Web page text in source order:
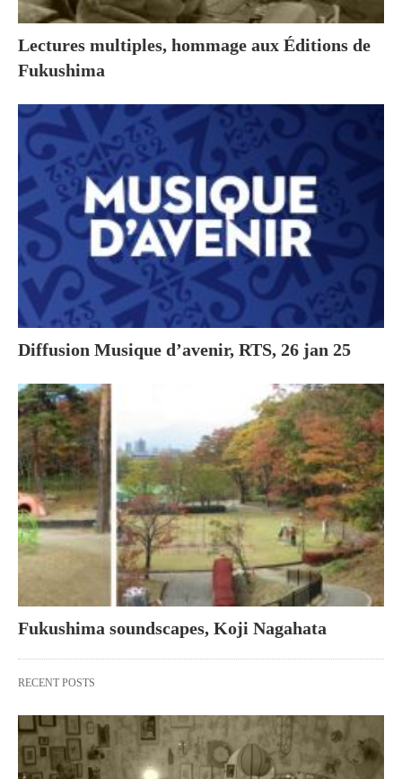
Lectures multiples, hommage aux Éditions de
Fukushima
Diffusion Musique d’avenir, RTS, 26 jan 25
Fukushima soundscapes, Koji Nagahata
RECENT POSTS